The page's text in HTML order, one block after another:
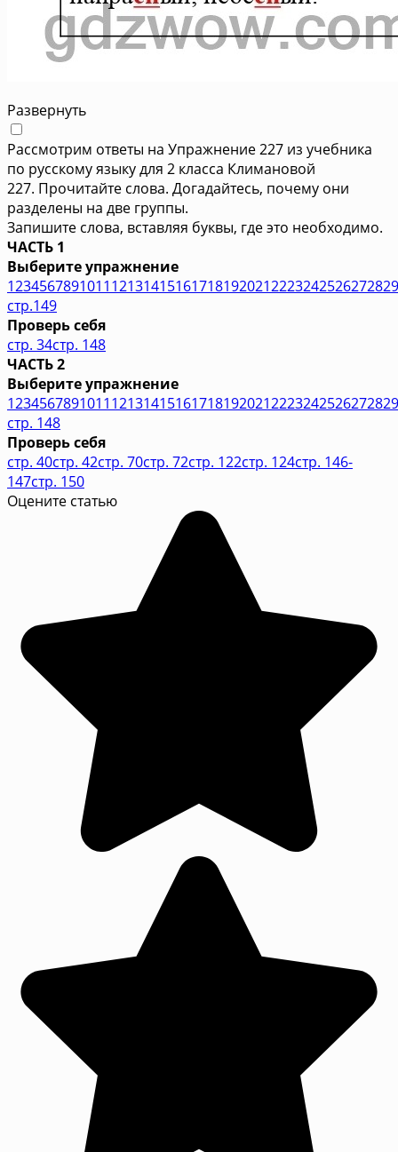
Развернуть
Рассмотрим ответы на Упражнение 227 из учебника
по русскому языку для 2 класса Климановой
227. Прочитайте слова. Догадайтесь, почему они
разделены на две группы.
Запишите слова, вставляя буквы, где это необходимо.
ЧАСТЬ 1
Выберите упражнение
1234567891011121314151617181920212223242526272829
стр.149
Проверь себя
стр. 34стр. 148
ЧАСТЬ 2
Выберите упражнение
1234567891011121314151617181920212223242526272829
стр. 148
Проверь себя
стр. 40стр. 42стр. 70стр. 72стр. 122стр. 124стр. 146-
147стр. 150
Оцените статью